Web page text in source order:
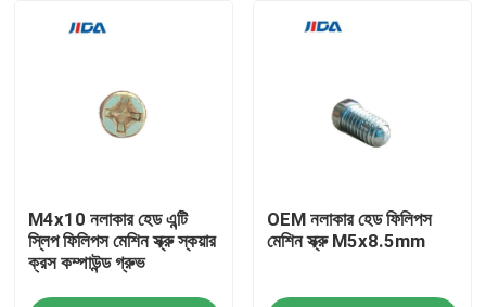
M4x10 নলাকার হেড এন্টি
স্লিপ ফিলিপস মেশিন স্ক্রু স্কয়ার
ক্রস কম্পাউন্ড গ্রুভ
OEM নলাকার হেড ফিলিপস
মেশিন স্ক্রু M5x8.5mm